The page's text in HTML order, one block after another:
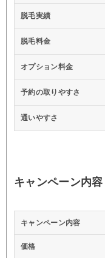
脱毛実績
脱毛料金
オプション料金
予約の取りやすさ
通いやすさ
キャンペーン内容
キャンペーン内容
価格